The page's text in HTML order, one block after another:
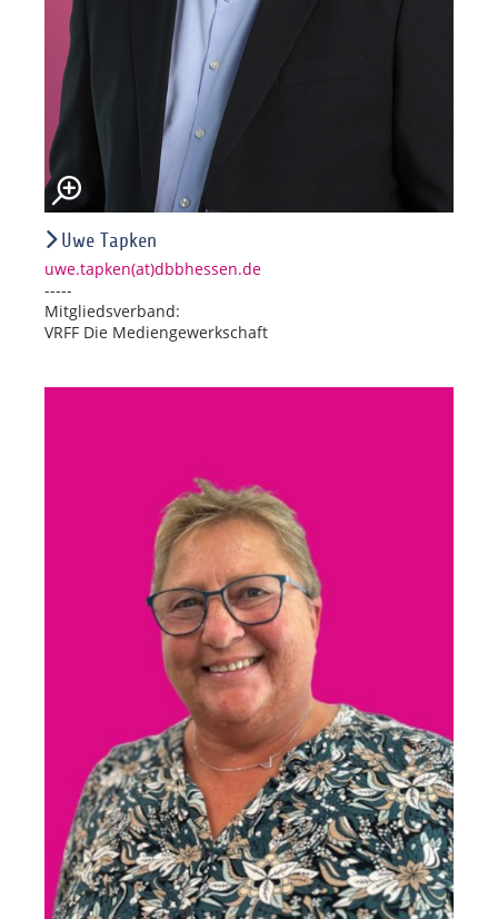
Uwe Tapken
uwe.tapken(at)dbbhessen.de
-----
Mitgliedsverband:
VRFF Die Mediengewerkschaft